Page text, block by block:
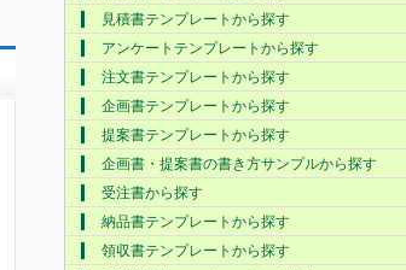
見積書テンプレートから探す
アンケートテンプレートから探す
注文書テンプレートから探す
企画書テンプレートから探す
提案書テンプレートから探す
企画書・提案書の書き方サンプルから探す
受注書から探す
納品書テンプレートから探す
領収書テンプレートから探す